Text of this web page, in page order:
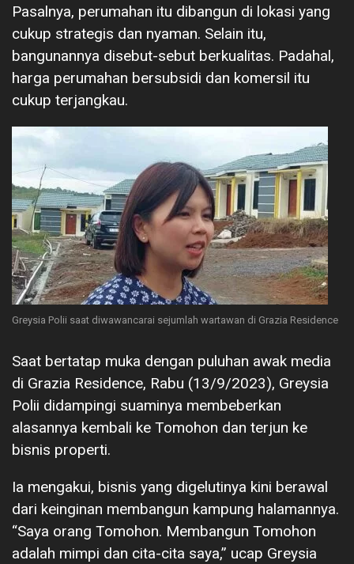
Pasalnya, perumahan itu dibangun di lokasi yang
cukup strategis dan nyaman. Selain itu,
bangunannya disebut-sebut berkualitas. Padahal,
harga perumahan bersubsidi dan komersil itu
cukup terjangkau.
Greysia Polii saat diwawancarai sejumlah wartawan di Grazia Residence
Saat bertatap muka dengan puluhan awak media
di Grazia Residence, Rabu (13/9/2023), Greysia
Polii didampingi suaminya membeberkan
alasannya kembali ke Tomohon dan terjun ke
bisnis properti.
Ia mengakui, bisnis yang digelutinya kini berawal
dari keinginan membangun kampung halamannya.
“Saya orang Tomohon. Membangun Tomohon
adalah mimpi dan cita-cita saya,” ucap Greysia